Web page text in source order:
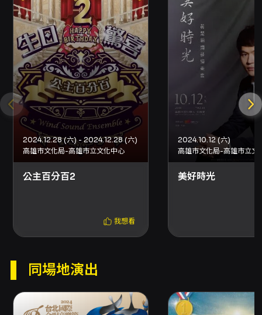
卡、Apple Pay、Google Pay、ATM轉帳，須
先加入會員）、分銷點（現金、信用卡）、超商
（現金，7-ELEVEN ibon、全家FamiPort、萊
爾富Life-ET）；超商購票僅提供電腦自動選
位，每筆訂單最多可訂購8張票券。 - 取票方式：
取票方式以結帳頁面顯示之選項為準，僅能擇
一；分銷點取票、超商取票（每張票於超商支付
10元手續費）、國內郵寄（另收50元郵資）等方
式可能適用；部分場館或主辦單位提供電子票，
請於結帳確認。 - 折扣與優惠重點： - 身心障礙
人士及其陪同者1名享5折優待，入場需出示身心
障礙手冊，陪同者須與身障者同時入場。 - 輸入
團內優惠代碼可折抵50元（優惠代碼請洽主辦單
位取得）。 - 「青年席位五折自由座」：
須符合當年度文化幣發放資格，並於入場時出示
持票者之有效身分證件（身分證或健保卡）；若
退/換票。 - 超商購票限制：若本節目有輪椅席、
輪椅陪同席、優惠套票、有購買張數限制的折扣
方案、或須一次購買超過8張之折扣方案，可能無
法使用超商購票。 - 退換票規則：退票最遲須於
2024.12.28 (六) - 2024.12.28 (六)
高雄市文化局-高雄市立文化中心
公主百分百2
我想看
2024.10.12 (六)
高雄市文化局-高雄市立文
美好時光
同場地演出